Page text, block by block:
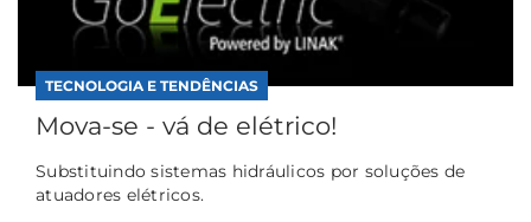
TECNOLOGIA E TENDÊNCIAS
Mova-se - vá de elétrico!
Substituindo sistemas hidráulicos por soluções de
atuadores elétricos.